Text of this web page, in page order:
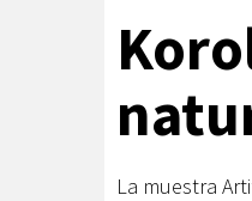
La muestra